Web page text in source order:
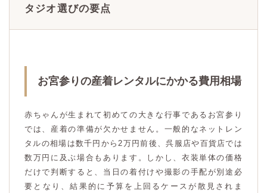
タジオ選びの要点
お宮参りの産着レンタルにかかる費用相場
赤ちゃんが生まれて初めての大きな行事であるお宮参り
では、産着の準備が欠かせません。一般的なネットレン
タルの相場は数千円から2万円前後、呉服店や百貨店では
数万円に及ぶ場合もあります。しかし、衣装単体の価格
だけで判断すると、当日の着付けや撮影の手配が別途必
要となり、結果的に予算を上回るケースが散見されま